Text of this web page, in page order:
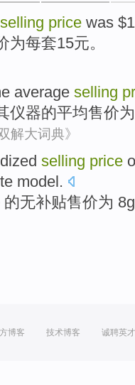
selling price was $
为每套15元。
average selling
仪器的平均售价
解大词典》
selling price
model.
的无补贴售价为
博客 技术博客 诚聘英才